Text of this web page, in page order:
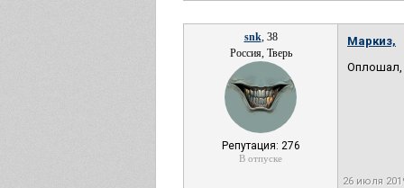
snk, 38
Россия, Тверь
Репутация: 276
В отпуске
Маркиз,
Оплошал,
26 июля